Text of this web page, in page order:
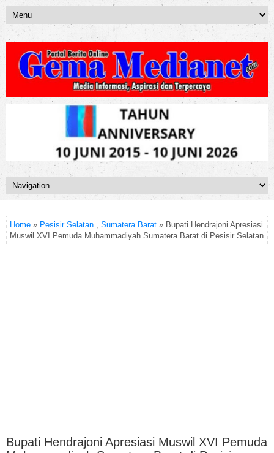
Home » Pesisir Selatan , Sumatera Barat » Bupati Hendrajoni Apresiasi
Muswil XVI Pemuda Muhammadiyah Sumatera Barat di Pesisir Selatan
Bupati Hendrajoni Apresiasi Muswil XVI Pemuda